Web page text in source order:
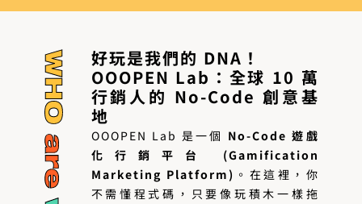
好玩是我們的 DNA！
OOOPEN Lab：全球 10 萬
行銷人的 No-Code 創意基
地
OOOPEN Lab 是一個 No-Code 遊戲
化行銷平台 (Gamification
Marketing Platform) 。在這裡，你
不需懂程式碼，只要像玩積木一樣拖